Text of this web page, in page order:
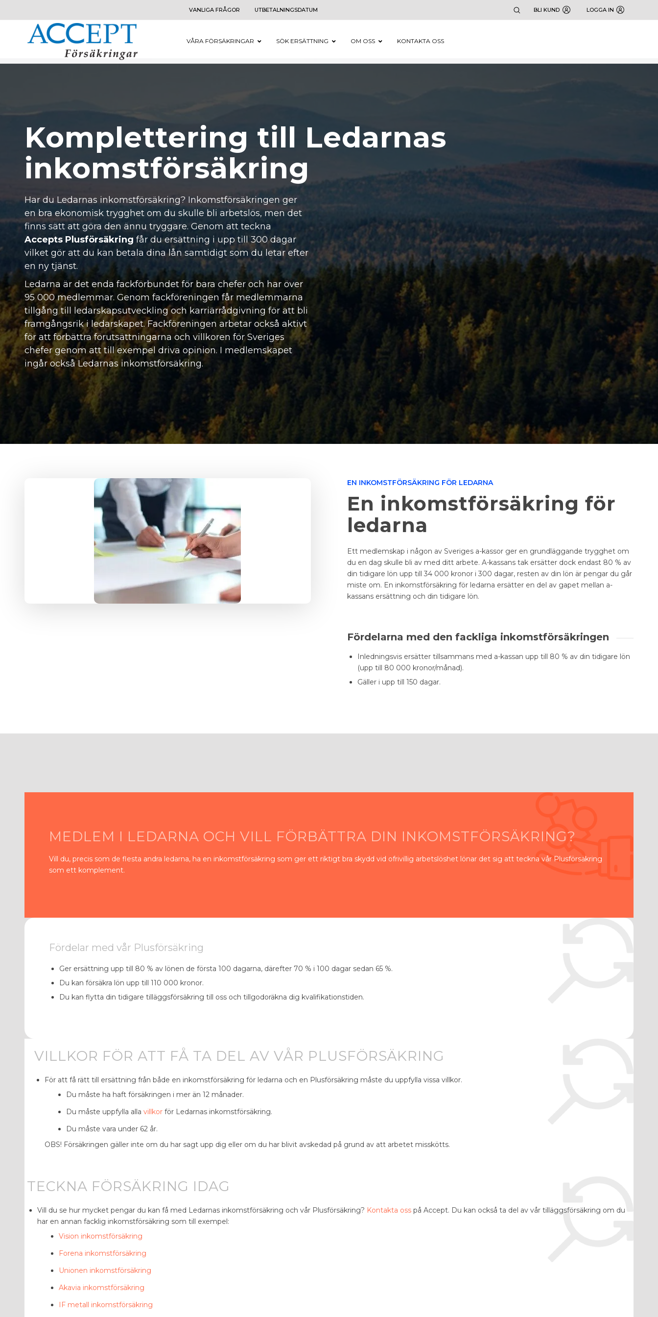
VANLIGA FRÅGOR UTBETALNINGSDATUM LOGGA IN
BLI KUND
VÅRA FÖRSÄKRINGAR SÖK ERSÄTTNING OM OSS KONTAKTA OSS
Komplettering till Ledarnas
inkomstförsäkring
Har du Ledarnas inkomstförsäkring? Inkomstförsäkringen ger
en bra ekonomisk trygghet om du skulle bli arbetslös, men det
finns sätt att göra den ännu tryggare. Genom att teckna
Accepts Plusförsäkring får du ersättning i upp till 300 dagar
vilket gör att du kan betala dina lån samtidigt som du letar efter
en ny tjänst.
Ledarna är det enda fackförbundet för bara chefer och har över
95 000 medlemmar. Genom fackföreningen får medlemmarna
tillgång till ledarskapsutveckling och karriärrådgivning för att bli
framgångsrik i ledarskapet. Fackföreningen arbetar också aktivt
för att förbättra förutsättningarna och villkoren för Sveriges
chefer genom att till exempel driva opinion. I medlemskapet
ingår ocksåLedarnas inkomstförsäkring.
EN INKOMSTFÖRSÄKRING FÖR LEDARNA
En inkomstförsäkring för
ledarna
Ett medlemskap i någon av Sveriges a-kassor ger en grundläggande trygghet om
du en dag skulle bli av med ditt arbete. A-kassans tak ersätter dock endast 80 % av
din tidigare lön upp till 34 000 kronor i 300 dagar, resten av din lön är pengar du går
miste om. En inkomstförsäkring för ledarna ersätter en del av gapet mellan a-
kassans ersättning och din tidigare lön.
Fördelarna med den fackliga inkomstförsäkringen
Inledningsvis ersätter tillsammans med a-kassan upp till 80 % av din tidigare lön
(upp till 80 000 kronor/månad).
Gäller i upp till 150 dagar.
MEDLEM I LEDARNA OCH VILL FÖRBÄTTRA DIN INKOMSTFÖRSÄKRING?
Vill du, precis som de flesta andra ledarna, ha en inkomstförsäkring som ger ett riktigt bra skydd vid ofrivillig arbetslöshet lönar det sig att teckna vår Plusförsäkring
som ett komplement.
Fördelar med vår Plusförsäkring
Ger ersättning upp till 80 % av lönen de första 100 dagarna, därefter 70 % i 100 dagar sedan 65 %.
Du kan försäkra lön upp till 110 000 kronor.
Du kan flytta din tidigare tilläggsförsäkring till oss och tillgodoräkna dig kvalifikationstiden.
VILLKOR FÖR ATT FÅ TA DEL AV VÅR PLUSFÖRSÄKRING
För att få rätt till ersättning från både en inkomstförsäkring för ledarna och en Plusförsäkring måste du uppfylla vissa villkor.
Du måste ha haft försäkringen i mer än 12 månader.
Du måste uppfylla alla villkor för Ledarnas inkomstförsäkring.
Du måste vara under 62 år.
OBS! Försäkringen gäller inte om du har sagt upp dig eller om du har blivit avskedad på grund av att arbetet misskötts.
TECKNA FÖRSÄKRING IDAG
Vill du se hur mycket pengar du kan få med Ledarnas inkomstförsäkring och vår Plusförsäkring? Kontakta oss på Accept. Du kan också ta del av vår tilläggsförsäkring om du
har en annan facklig inkomstförsäkring som till exempel:
Vision inkomstförsäkring
Forena inkomstförsäkring
Unionen inkomstförsäkring
Akavia inkomstförsäkring
IF metall inkomstförsäkring